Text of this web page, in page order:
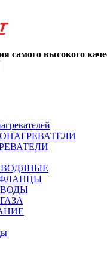
самого высокого